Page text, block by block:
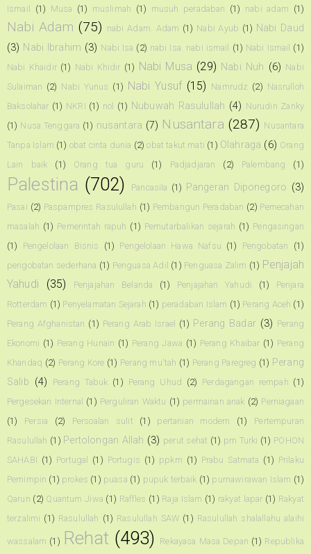
Ismail
(1) Musa (1) muslimah (1) musuh peradaban (1) nabi adam (1)
Nabi Adam (75) nabi Adam. Adam (1) Nabi Ayub (1) Nabi Daud
(3) Nabi Ibrahim (3) Nabi Isa (2) nabi Isa. nabi ismail (1) Nabi Ismail (1)
Nabi Khaidir (1) Nabi Khidir (1) Nabi Musa (29) Nabi Nuh (6) Nabi
Sulaiman (2) Nabi Yunus (1) Nabi Yusuf (15) Namrudz (2) Nasrulloh
Baksolahar (1) NKRI (1) nol (1) Nubuwah Rasulullah (4) Nurudin Zanky
(1) Nusa Tenggara (1) nusantara (7) Nusantara (287) Nusantara
Tanpa Islam (1) obat cinta dunia (2) obat takut mati (1) Olahraga (6) Orang
Lain baik
(1) Orang tua guru (1) Padjadjaran (2) Palembang (1)
Palestina (702) Pancasila (1) Pangeran Diponegoro (3)
Pasai (2) Paspampres Rasulullah (1) Pembangun Peradaban (2) Pemecahan
masalah (1) Pemerintah rapuh (1) Pemutarbalikan sejarah (1) Pengasingan
(1)
Pengelolaan Bisnis (1) Pengelolaan Hawa Nafsu (1) Pengobatan
(1)
pengobatan sederhana (1) Penguasa Adil (1) Penguasa Zalim (1) Penjajah
Yahudi
(35) Penjajahan Belanda (1) Penjajahan Yahudi (1)
Penjara
Rotterdam (1) Penyelamatan Sejarah (1) peradaban Islam (1) Perang Aceh (1)
Perang Afghanistan (1) Perang Arab Israel (1) Perang Badar (3) Perang
Ekonomi (1) Perang Hunain (1) Perang Jawa (1) Perang Khaibar (1) Perang
Khandaq (2) Perang Kore (1) Perang mu'tah (1) Perang Paregreg (1) Perang
Salib (4) Perang Tabuk (1) Perang Uhud (2) Perdagangan rempah (1)
Pergesekan Internal (1) Perguliran Waktu (1) permainan anak (2) Perniagaan
(1)
Persia (2) Persoalan sulit (1) pertanian modern (1)
Pertempuran
Rasulullah (1) Pertolongan Allah (3) perut sehat (1) pm Turki (1) POHON
SAHABI (1) Portugal (1) Portugis (1) ppkm (1) Prabu Satmata (1) Prilaku
Pemimpin (1) prokes (1) puasa (1) pupuk terbaik (1) purnawirawan Islam (1)
Qarun (2) Quantum Jiwa (1) Raffles (1) Raja Islam (1) rakyat lapar (1) Rakyat
terzalimi (1) Rasulullah (1) Rasulullah SAW (1) Rasulullah shalallahu alaihi
wassalam (1) Rehat (493) Rekayasa Masa Depan (1) Republika